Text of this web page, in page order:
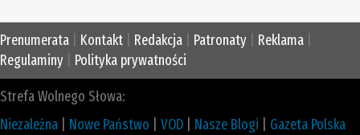
Prenumerata Kontakt Redakcja Patronaty Reklama
Regulaminy
Polityka prywatności
Strefa Wolnego Słowa:
Niezależna
Nowe Państwo VOD Nasze Blogi
Gazeta Polska